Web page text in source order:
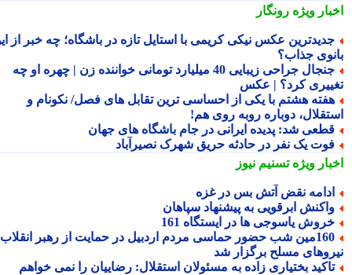
ویژهرونگار
عکس نیکی کریمی با استایل تازه در باشگاه؛ چه خبر از این
جذاب؟
جنجال جراحی زیبایی 40 میلیارد تومانی خواننده زن | چهره او چه
کرد؟ | عکس
هشتم با یکی از احساسی ترین تقابل های فصل/ نکونام و
دوباره روبه روی هم!
شد: پدیده ایرانی در جام باشگاه های جهان
یک نفر در حادثه حریق شهرک نصیرآباد
ویژهتسنیم نیوز
نقض آتش بس در غزه
ابرقویی به پیشنهاد سپاهان
یاسوجی ها در ایستگاه 161
160مین شب حضور حماسی مردم اردبیل در حمایت از رهبر انقلاب و
مسلح برگزار شد
بختیاری زاده به مسئولان استقلال: رضاییان را نمی خواهم